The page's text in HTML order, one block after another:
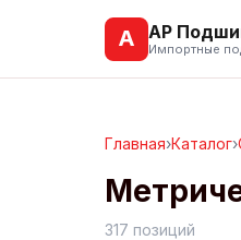
А АР
Импортные
Главная›Каталог›
317 позиций